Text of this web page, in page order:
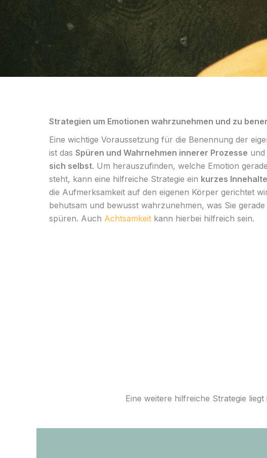
Strategien um Emotionen wahrzunehmen und zu
Eine wichtige Voraussetzung für die Benennung der
ist das Spüren und Wahrnehmen innerer Prozesse und
sich selbst. Um herauszufinden, welche Emotion
steht, kann eine hilfreiche Strategie ein kurzes
die Aufmerksamkeit auf den eigenen Körper gerichtet
behutsam und bewusst wahrzunehmen, was Sie
spüren. Auch Achtsamkeit kann hierbei hilfreich sein.
Eine weitere hilfreiche Strategie